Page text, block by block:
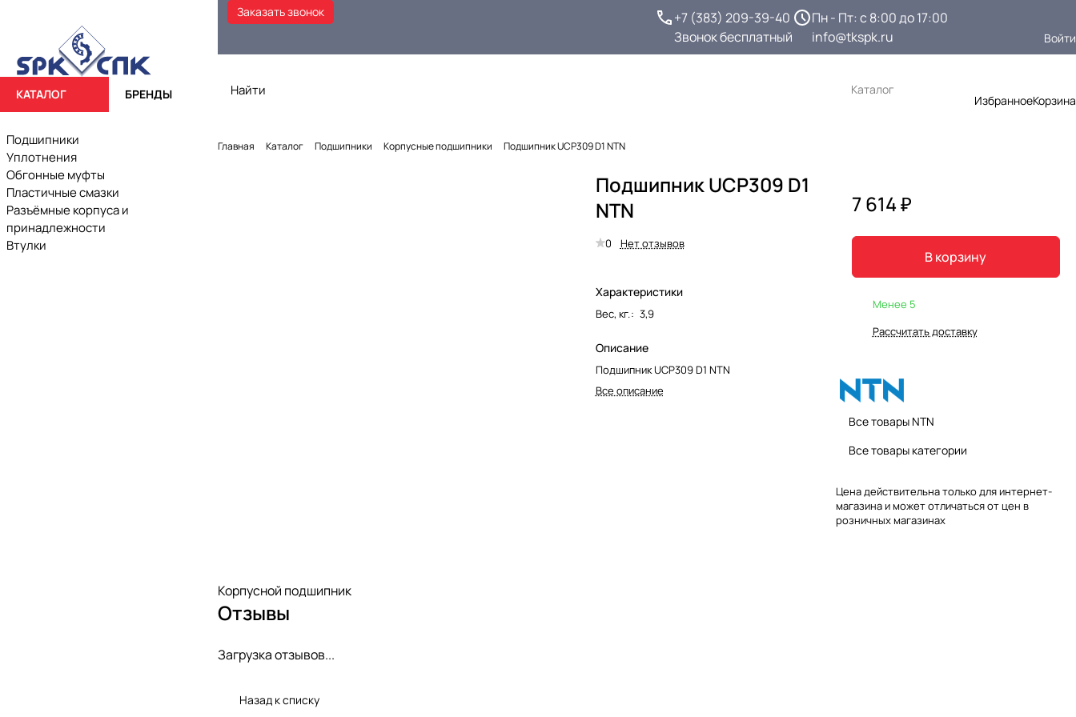
Заказать звонок
+7 (383) 209-39-40
Звонок бесплатный
Пн - Пт: с 8:00 до 17:00
info@tkspk.ru
Войти
Каталог
ИзбранноеКорзина
Главная Каталог Подшипники Корпусные подшипники Подшипник UCP309 D1 NTN
Подшипник UCP309 D1
NTN
0 Нет отзывов
Характеристики
Вес, кг.: 3,9
Описание
Подшипник UCP309 D1 NTN
Все описание
7 614 ₽
В корзину
Менее 5
Рассчитать доставку
Все товары NTN
Все товары категории
Цена действительна только для интернет-
магазина и может отличаться от цен в
розничных магазинах
Корпусной подшипник
Отзывы
Загрузка отзывов...
Назад к списку
КАТАЛОГ БРЕНДЫ
Подшипники
Уплотнения
Обгонные муфты
Пластичные смазки
Разъёмные корпуса и
принадлежности
Втулки